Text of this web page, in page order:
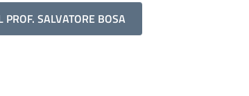
SALVATORE BOSA